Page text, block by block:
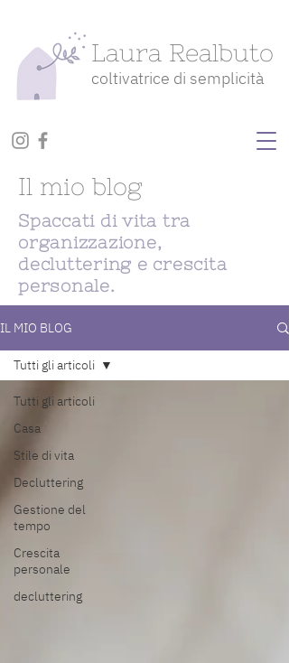
Laura Realbuto
coltivatrice di semplicità
Il mio blog
Spaccati di vita tra
organizzazione,
decluttering e crescita
personale.
IL MIO BLOG
Tutti gli articoli
Casa
Stile di vita
Decluttering
Gestione del
tempo
Crescita
personale
decluttering
Tutti gli articoli